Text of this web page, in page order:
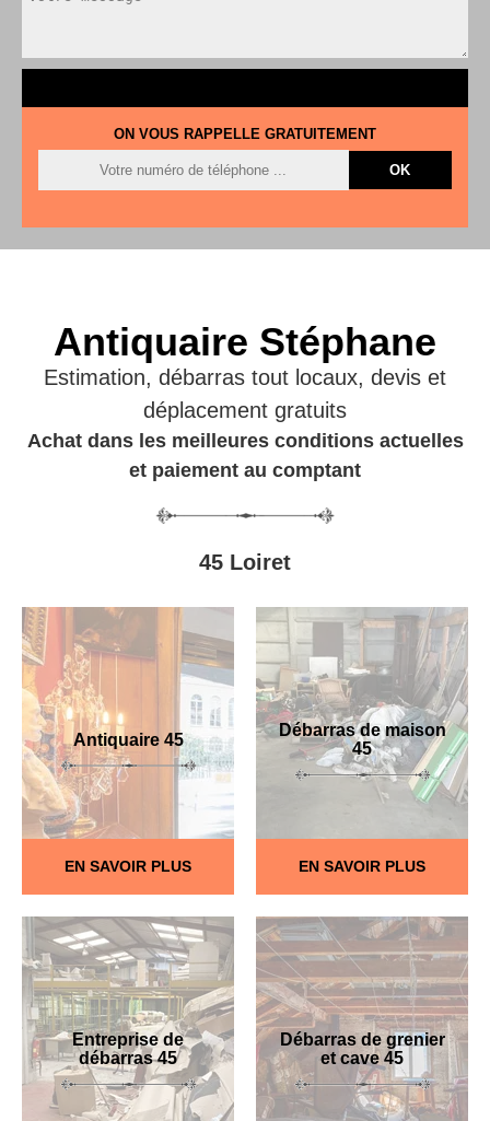
ON VOUS RAPPELLE GRATUITEMENT
Antiquaire Stéphane
Estimation, débarras tout locaux, devis et
déplacement gratuits
Achat dans les meilleures conditions actuelles
et paiement au comptant
45 Loiret
Antiquaire 45
EN SAVOIR PLUS
Débarras de maison
45
EN SAVOIR PLUS
Entreprise de
débarras 45
Débarras de grenier
et cave 45